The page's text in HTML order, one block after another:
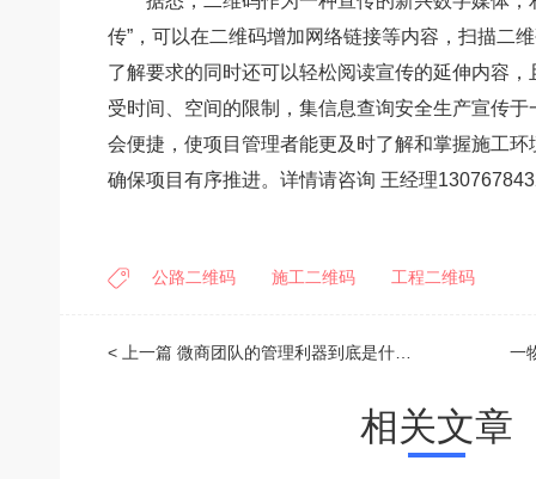
传”，可以在二维码增加网络链接等内容，扫描二
了解要求的同时还可以轻松阅读宣传的延伸内容
受时间、空间的限制，集信息查询安全生产宣传
会便捷，使项目管理者能更及时了解和掌握施工
确保项目有序推进。详情请咨询 王经理
公路二维码 施工二维码 工程二维码
< 上一篇 微商团队的管理利器到底是什么？ 一
相关文章